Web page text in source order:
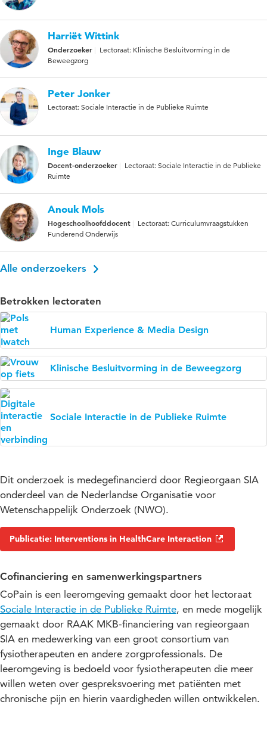
Harriët Wittink
Onderzoeker
Lectoraat: Klinische Besluitvorming in de
Beweegzorg
Peter Jonker
Lectoraat: Sociale Interactie in de Publieke Ruimte
Inge Blauw
Docent-onderzoeker
Lectoraat: Sociale Interactie in de Publieke
Ruimte
Anouk Mols
Hogeschoolhoofddocent
Lectoraat: Curriculumvraagstukken
Funderend Onderwijs
Alle onderzoekers
Betrokken lectoraten
Human Experience & Media Design
Klinische Besluitvorming in de Beweegzorg
Sociale Interactie in de Publieke Ruimte
Dit onderzoek is medegefinancierd door Regieorgaan SIA
onderdeel van de Nederlandse Organisatie voor
Wetenschappelijk Onderzoek (NWO).
Publicatie: Interventions in HealthCare Interaction
Cofinanciering en samenwerkingspartners
CoPain is een leeromgeving gemaakt door het lectoraat
Sociale Interactie in de Publieke Ruimte, en mede mogelijk
gemaakt door RAAK MKB-financiering van regieorgaan
SIA en medewerking van een groot consortium van
fysiotherapeuten en andere zorgprofessionals. De
leeromgeving is bedoeld voor fysiotherapeuten die meer
willen weten over gespreksvoering met patiënten met
chronische pijn en hierin vaardigheden willen ontwikkelen.